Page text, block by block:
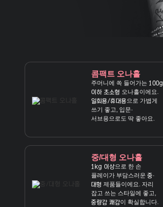
콤팩트 오나홀
주머니에 쏙 들어가는 100g
이하 초소형 오나홀이에요.
일회용/휴대용으로 가볍게
쓰기 좋고, 입문·
서브용으로도 딱 좋아요.
중/대형 오나홀
1kg 이상으로 한 손
플레이가 부담스러운 중·
대형 제품들이에요. 자리
잡고 쓰는 스타일에 좋고,
중량감 쾌감이 확실합니다.